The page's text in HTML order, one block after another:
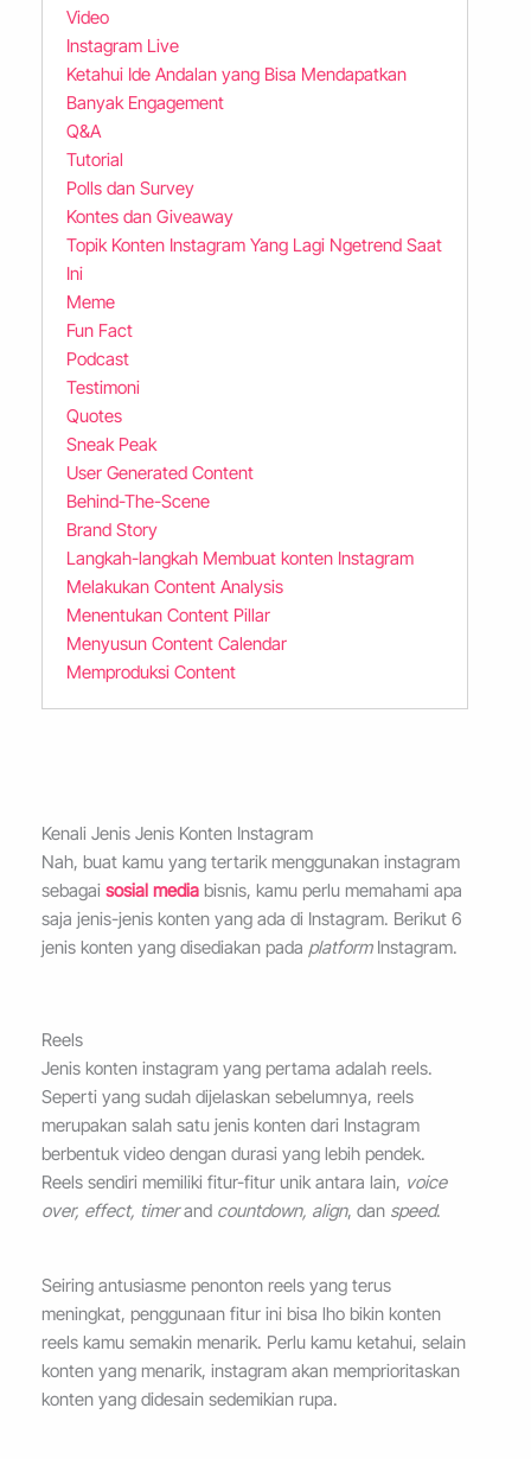
Video
Instagram Live
Ketahui Ide Andalan yang Bisa Mendapatkan
Banyak Engagement
Q&A
Tutorial
Polls dan Survey
Kontes dan Giveaway
Topik Konten Instagram Yang Lagi Ngetrend Saat
Ini
Meme
Fun Fact
Podcast
Testimoni
Quotes
Sneak Peak
User Generated Content
Behind-The-Scene
Brand Story
Langkah-langkah Membuat konten Instagram
Melakukan Content Analysis
Menentukan Content Pillar
Menyusun Content Calendar
Memproduksi Content
Kenali Jenis Jenis Konten Instagram
Nah, buat kamu yang tertarik menggunakan instagram
sebagaisosial media bisnis, kamu perlu memahami apa
saja jenis-jenis konten yang ada di Instagram. Berikut 6
jenis konten yang disediakan pada platform Instagram.
Reels
Jenis konten instagram yang pertama adalah reels.
Seperti yang sudah dijelaskan sebelumnya, reels
merupakan salah satu jenis konten dari Instagram
berbentuk video dengan durasi yang lebih pendek.
Reels sendiri memiliki fitur-fitur unik antara lain, voice
over, effect, timerand countdown, align, dan speed.
Seiring antusiasme penonton reels yang terus
meningkat, penggunaan fitur ini bisa lho bikin konten
reels kamu semakin menarik. Perlu kamu ketahui, selain
konten yang menarik, instagram akan memprioritaskan
konten yang didesain sedemikian rupa.